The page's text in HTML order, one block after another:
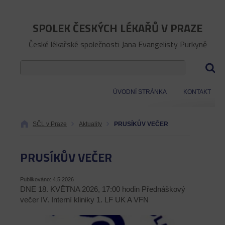
SPOLEK ČESKÝCH LÉKAŘŮ V PRAZE
České lékařské společnosti Jana Evangelisty Purkyně
ÚVODNÍ STRÁNKA KONTAKT
SČL v Praze Aktuality PRUSÍKŮV VEČER
PRUSÍKŮV VEČER
Publikováno: 4.5.2026
DNE 18. KVĚTNA 2026, 17:00 hodin Přednáškový
večer IV. Interní kliniky 1. LF UK A VFN